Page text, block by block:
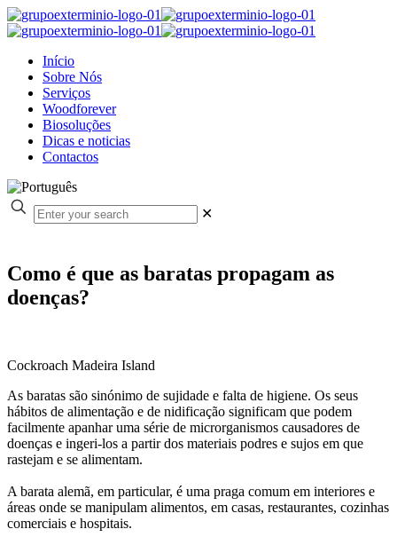
Início
Sobre Nós
Serviços
Woodforever
Biosoluções
Dicas e noticias
Contactos
✕
Como é que as baratas propagam as
doenças?
Cockroach Madeira Island
As baratas são sinónimo de sujidade e falta de higiene. Os seus
hábitos de alimentação e de nidificação significam que podem
facilmente apanhar uma série de microrganismos causadores de
doenças e ingeri-los a partir dos materiais podres e sujos em que
rastejam e se alimentam.
A barata alemã, em particular, é uma praga comum em interiores e
áreas onde se manipulam alimentos, em casas, restaurantes, cozinhas
comerciais e hospitais.